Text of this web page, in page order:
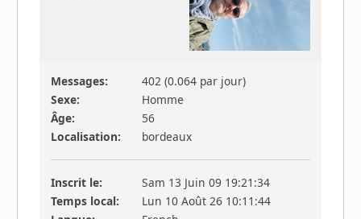
Messages:
402 (0.064 par jour)
Sexe:
Homme
Âge:
56
Localisation:
bordeaux
Inscrit le:
Sam 13 Juin 09 19:21:34
Temps local:
Lun 10 Août 26 10:11:44